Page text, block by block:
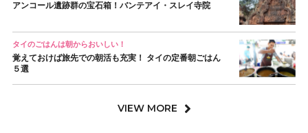
アンコール遺跡群の宝石箱！バンテアイ・スレイ寺院
タイのごはんは朝からおいしい！
覚えておけば旅先での朝活も充実！ タイの定番朝ごはん
５選
VIEW MORE